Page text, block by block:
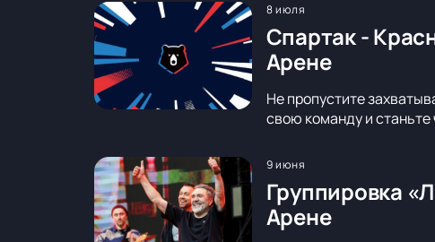
8 июля
Спартак -
Арене
Не пропустите
свою команду и
9 июня
Группировка
Арене